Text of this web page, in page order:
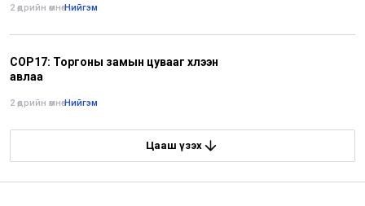
2 өдрийн өмнө•Нийгэм
COP17: Торгоны замын цувааг хүлээн
авлаа
2 өдрийн өмнө•Нийгэм
Цааш үзэх